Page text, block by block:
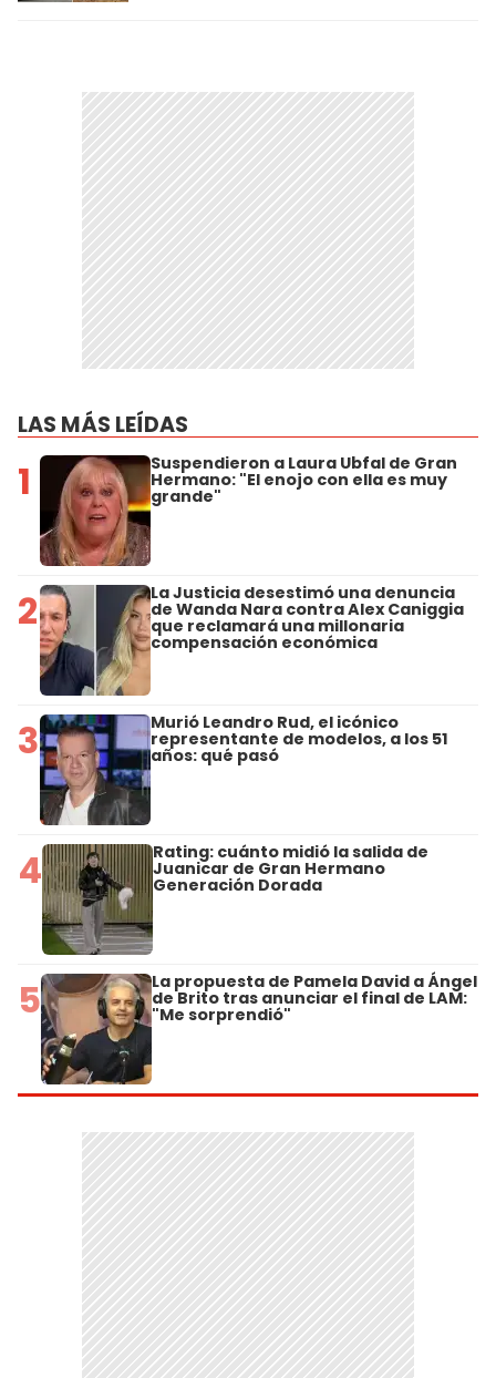
LAS MÁS LEÍDAS
1 Suspendieron a Laura Ubfal de Gran
Hermano: "El enojo con ella es muy
grande"
2 La Justicia desestimó una denuncia
de Wanda Nara contra Alex Caniggia
que reclamará una millonaria
compensación económica
3 Murió Leandro Rud, el icónico
representante de modelos, a los 51
años: qué pasó
4 Rating: cuánto midió la salida de
Juanicar de Gran Hermano
Generación Dorada
5 La propuesta de Pamela David a Ángel
de Brito tras anunciar el final de LAM:
"Me sorprendió"